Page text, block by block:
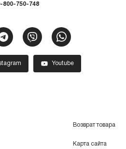
800-750-748
Youtube
Возврат товара
Карта сайта